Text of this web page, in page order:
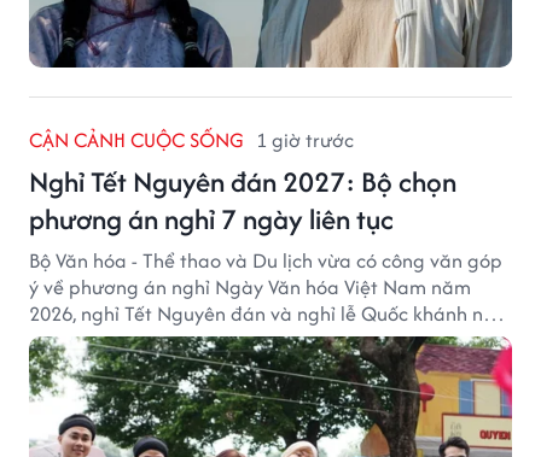
CẬN CẢNH CUỘC SỐNG 1 giờ trước
Nghỉ Tết Nguyên đán 2027: Bộ chọn
phương án nghỉ 7 ngày liên tục
Bộ Văn hóa - Thể thao và Du lịch vừa có công văn góp
ý về phương án nghỉ Ngày Văn hóa Việt Nam năm
2026, nghỉ Tết Nguyên đán và nghỉ lễ Quốc khánh năm
2027.